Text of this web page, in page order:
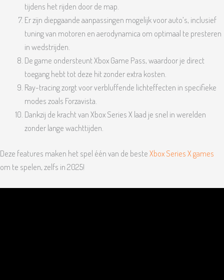
tijdens het rijden door de map.
Er zijn diepgaande aanpassingen mogelijk voor auto’s, inclusief
tuning van motoren en aerodynamica om optimaal te presteren
in wedstrijden.
De game ondersteunt Xbox Game Pass, waardoor je direct
toegang hebt tot deze hit zonder extra kosten.
Ray-tracing zorgt voor verbluffende lichteffecten in specifieke
modes zoals Forzavista.
Dankzij de kracht van Xbox Series X laad je snel in werelden
zonder lange wachttijden.
Deze features maken het spel één van de besteXbox Series X games
om te spelen, zelfs in 2025!